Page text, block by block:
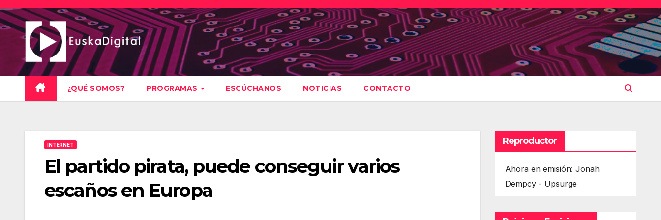
Saltar
al
contenido
¿QUÉ SOMOS? PROGRAMAS ESCÚCHANOS NOTICIAS CONTACTO
INTERNET
El partido pirata, puede conseguir varios
escaños en Europa
Reproductor
Ahora en emisión: Jonah
Dempcy - Upsurge